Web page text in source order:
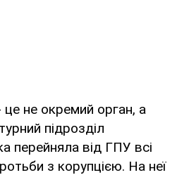
не окремий орган, а
підрозділ
перейняла від ГПУ всі
з корупцією. На неї